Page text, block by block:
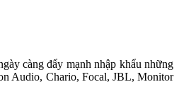
càng đẩy mạnh nhập khẩu những
Audio, Chario, Focal, JBL, Monitor